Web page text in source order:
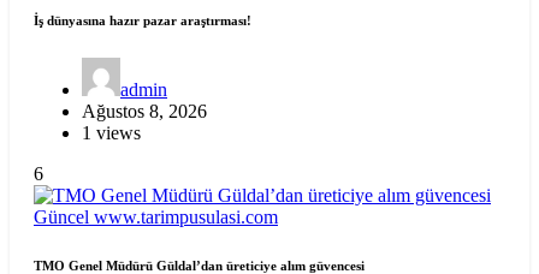
İş dünyasına hazır pazar araştırması!
admin
Ağustos 8, 2026
1 views
6
Güncel www.tarimpusulasi.com
TMO Genel Müdürü Güldal’dan üreticiye alım güvencesi